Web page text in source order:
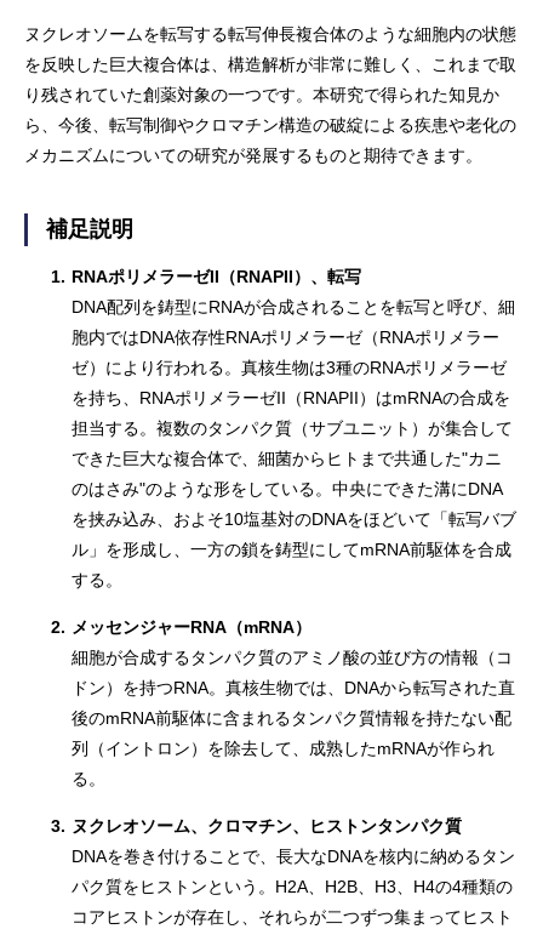
ヌクレオソームを転写する転写伸長複合体のような細胞内の状態
を反映した巨大複合体は、構造解析が非常に難しく、これまで取
り残されていた創薬対象の一つです。本研究で得られた知見か
ら、今後、転写制御やクロマチン構造の破綻による疾患や老化の
メカニズムについての研究が発展するものと期待できます。
補足説明
1. RNAポリメラーゼII（RNAPII）、転写
DNA配列を鋳型にRNAが合成されることを転写と呼び、細
胞内ではDNA依存性RNAポリメラーゼ（RNAポリメラー
ゼ）により行われる。真核生物は3種のRNAポリメラーゼ
を持ち、RNAポリメラーゼII（RNAPII）はmRNAの合成を
担当する。複数のタンパク質（サブユニット）が集合して
できた巨大な複合体で、細菌からヒトまで共通した"カニ
のはさみ"のような形をしている。中央にできた溝にDNA
を挟み込み、およそ10塩基対のDNAをほどいて「転写バブ
ル」を形成し、一方の鎖を鋳型にしてmRNA前駆体を合成
する。
2. メッセンジャーRNA（mRNA）
細胞が合成するタンパク質のアミノ酸の並び方の情報（コ
ドン）を持つRNA。真核生物では、DNAから転写された直
後のmRNA前駆体に含まれるタンパク質情報を持たない配
列（イントロン）を除去して、成熟したmRNAが作られ
る。
3. ヌクレオソーム、クロマチン、ヒストンタンパク質
DNAを巻き付けることで、長大なDNAを核内に納めるタン
パク質をヒストンという。H2A、H2B、H3、H4の4種類の
コアヒストンが存在し、それらが二つずつ集まってヒスト